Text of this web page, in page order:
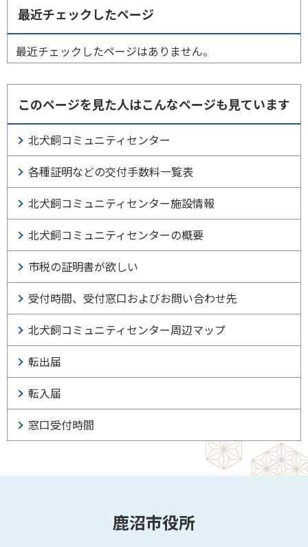
最近チェックしたページ
最近チェックしたページはありません。
このページを見た人はこんなページも見ています
北犬飼コミュニティセンター
各種証明などの交付手数料一覧表
北犬飼コミュニティセンター施設情報
北犬飼コミュニティセンターの概要
市税の証明書が欲しい
受付時間、受付窓口およびお問い合わせ先
北犬飼コミュニティセンター周辺マップ
転出届
転入届
窓口受付時間
鹿沼市役所